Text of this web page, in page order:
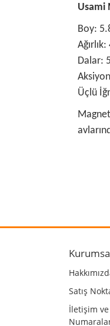
Usami
Boy:
Dalar:
Üçlü
Satış
İletişim